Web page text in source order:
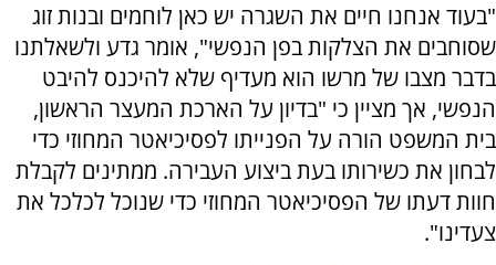
"בעוד אנחנו חיים את השגרה יש כאן לוחמים ובנות זוג
שסוחבים את הצלקות בפן הנפשי", אומר גדע ולשאלתנו
בדבר מצבו של מרשו הוא מעדיף שלא להיכנס להיבט
הנפשי, אך מציין כי "בדיון על הארכת המעצר הראשון,
בית המשפט הורה על הפנייתו לפסיכיאטר המחוזי כדי
לבחון את כשירותו בעת ביצוע העבירה. ממתינים לקבלת
חוות דעתו של הפסיכיאטר המחוזי כדי שנוכל לכלכל את
צעדינו".